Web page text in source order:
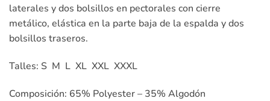
laterales y dos bolsillos en pectorales con cierre
metálico, elástica en la parte baja de la espalda y dos
bolsillos traseros.
Talles: S M L XL XXL XXXL
Composición: 65% Polyester – 35% Algodón